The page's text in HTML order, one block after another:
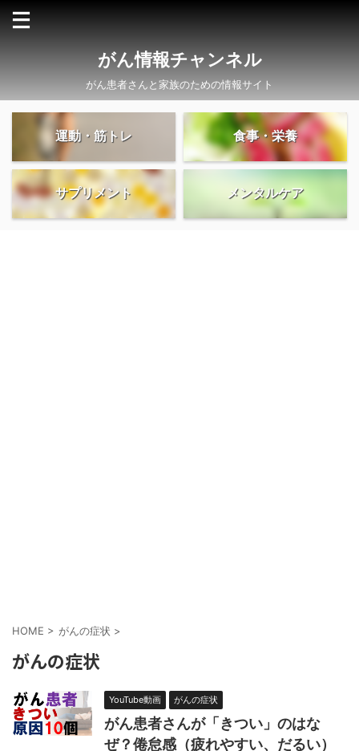
がん情報チャンネル
がん患者さんと家族のための情報サイト
運動・筋トレ 食事・栄養
サプリメント メンタルケア
HOME > がんの症状 >
がんの症状
YouTube動画 がんの症状
がん患者さんが「きつい」のはな
ぜ？倦怠感（疲れやすい、だるい）